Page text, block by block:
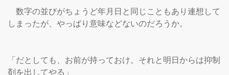
数字の並びがちょうど年月日と同じこともあり連想して
しまったが、やっぱり意味などないのだろうか。
「だとしても、お前が持っておけ。それと明日からは抑制
剤を出してやる」